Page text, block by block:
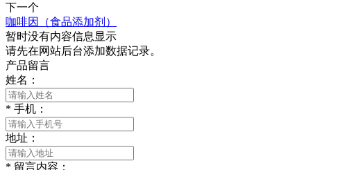
下一个
咖啡因（食品添加剂）
暂时没有内容信息显示
请先在网站后台添加数据记录。
产品留言
姓名：
* 手机：
地址：
* 留言内容：